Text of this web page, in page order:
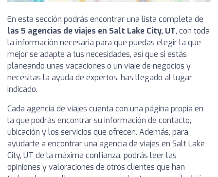
En esta sección podrás encontrar una lista completa de
las 5 agencias de viajes en Salt Lake City, UT, con toda
la información necesaria para que puedas elegir la que
mejor se adapte a tus necesidades, así que si estás
planeando unas vacaciones o un viaje de negocios y
necesitas la ayuda de expertos, has llegado al lugar
indicado.
Cada agencia de viajes cuenta con una página propia en
la que podrás encontrar su información de contacto,
ubicación y los servicios que ofrecen. Además, para
ayudarte a encontrar una agencia de viajes en Salt Lake
City, UT de la máxima confianza, podrás leer las
opiniones y valoraciones de otros clientes que han